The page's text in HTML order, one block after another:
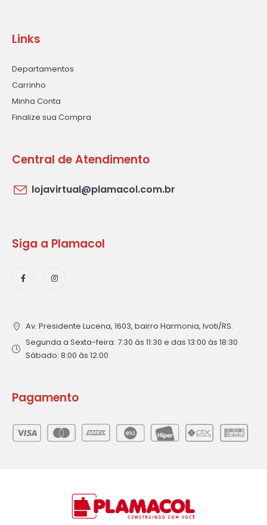
Links
Departamentos
Carrinho
Minha Conta
Finalize sua Compra
Central de Atendimento
lojavirtual@plamacol.com.br
Siga a Plamacol
Av. Presidente Lucena, 1603, bairro Harmonia, Ivoti/RS.
Segunda a Sexta-feira: 7:30 às 11:30 e das 13:00 às 18:30
Sábado: 8:00 às 12:00
Pagamento